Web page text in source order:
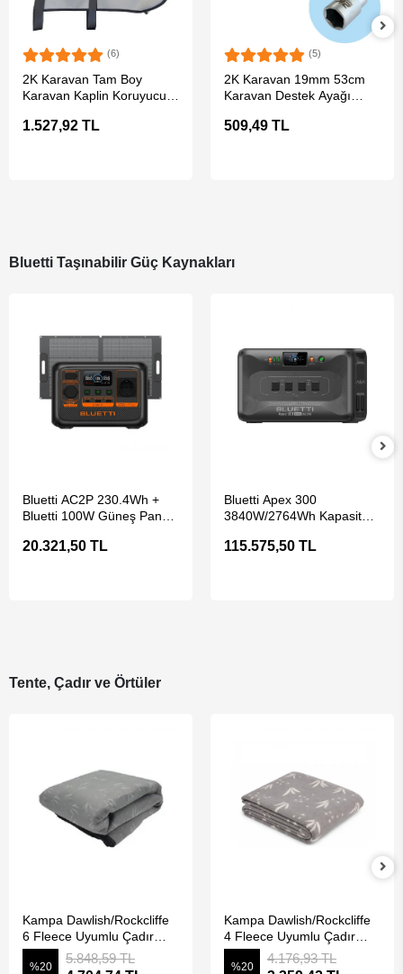
SEPETE EKLE
(6)
2K Karavan Tam Boy
Karavan Kaplin Koruyucu
Örtü
1.527,92 TL
SEPETE EKLE
(5)
2K Karavan 19mm 53cm
Karavan Destek Ayağı
Matkap Ucu
509,49 TL
Bluetti Taşınabilir Güç Kaynakları
SEPETE EKLE
Bluetti AC2P 230.4Wh +
Bluetti 100W Güneş Paneli
Taşınabilir Güç Kaynağı
20.321,50 TL
SEPETE EKLE
Bluetti Apex 300
3840W/2764Wh Kapasiteli
Taşınabilir Güç Kaynağı
115.575,50 TL
Tente, Çadır ve Örtüler
SEPETE EKLE
Kampa Dawlish/Rockcliffe
6 Fleece Uyumlu Çadır
Halısı
5.848,59 TL
SEPETE EKLE
Kampa Dawlish/Rockcliffe
4 Fleece Uyumlu Çadır
Halısı
4.176,93 TL